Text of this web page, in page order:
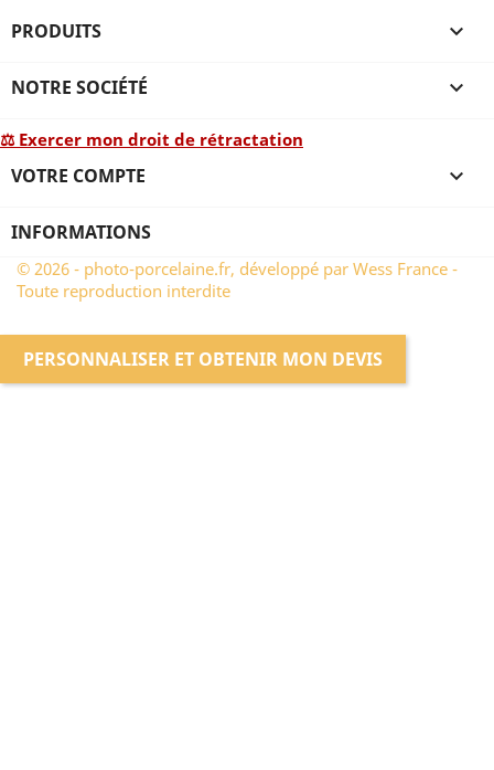
PRODUITS 
NOTRE SOCIÉTÉ 
⚖ Exercer mon droit de rétractation
VOTRE COMPTE 
INFORMATIONS
© 2026 - photo-porcelaine.fr, développé par Wess France -
Toute reproduction interdite
PERSONNALISER ET OBTENIR MON DEVIS